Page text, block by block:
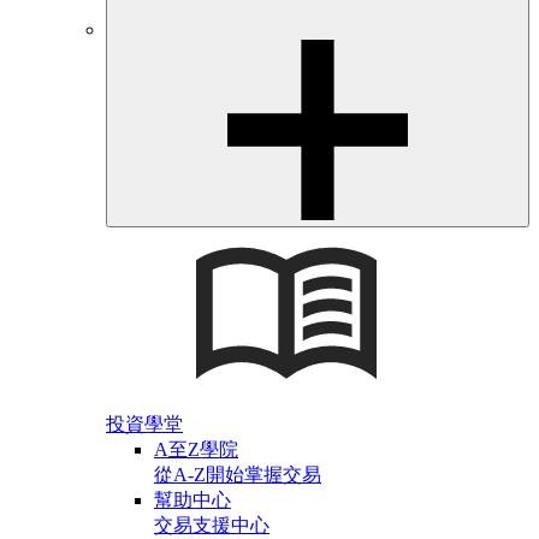
投資學堂
A至Z學院
從A-Z開始掌握交易
幫助中心
交易支援中心